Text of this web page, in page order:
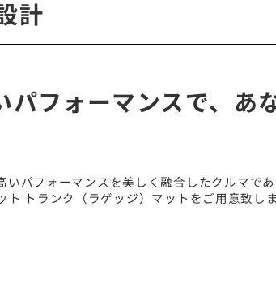
計
フォーマンスで、あ
いパフォーマンスを美しく融合したクルマ
ト トランク（ラゲッジ）マットをご用意致